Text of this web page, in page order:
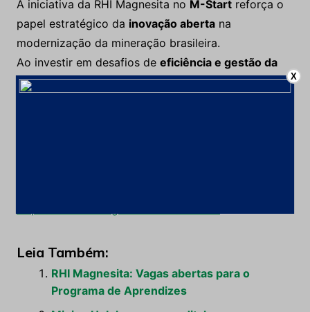
A iniciativa da RHI Magnesita no M-Startreforça o
papel estratégico da inovação abertana
modernização da mineração brasileira.
Ao investir em desafios de eficiência e gestão da
água, a empresa contribui para um setormais
Leia Também:
RHI Magnesita: Vagas abertas para o
Programa de Aprendizes
X